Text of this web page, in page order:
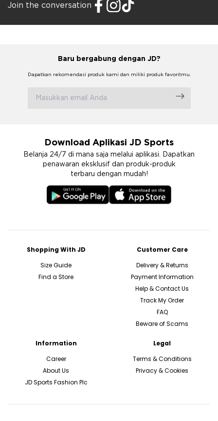
Join the conversation
Baru bergabung dengan JD?
Dapatkan rekomendasi produk kami dan miliki produk favoritmu.
Download Aplikasi JD Sports
Belanja 24/7 di mana saja melalui aplikasi. Dapatkan
penawaran eksklusif dan produk-produk
terbaru dengan mudah!
Shopping With JD
Size Guide
Find a Store
Customer Care
Delivery & Returns
Payment Information
Help & Contact Us
Track My Order
FAQ
Beware of Scams
Information
Career
About Us
JD Sports Fashion Plc
Legal
Terms & Conditions
Privacy & Cookies